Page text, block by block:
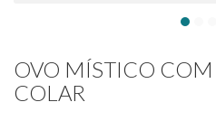
OVO MÍSTICO COM
COLAR